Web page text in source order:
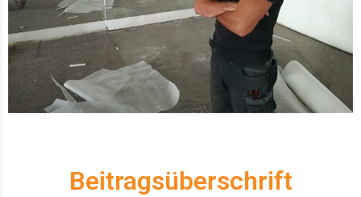
Beitragsüberschrift